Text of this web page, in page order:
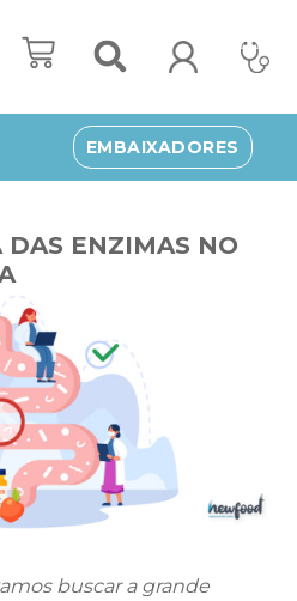
EMBAIXADORES
ENZIMAS NO
buscar a grande